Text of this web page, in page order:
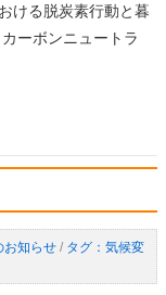
ける脱炭素行動と暮
ーボンニュートラ
お知らせ/
気候変